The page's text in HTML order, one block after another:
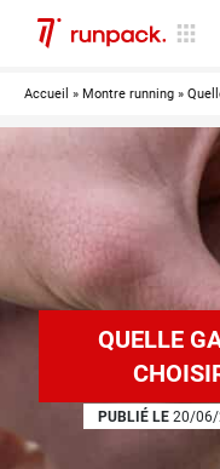
Accueil » Montre running »
QUELLE
PUBLIÉ LE 20/